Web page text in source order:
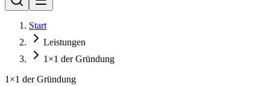
Start
Leistungen
1×1 der Gründung
1×1 der Gründung